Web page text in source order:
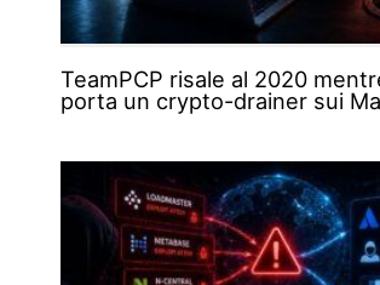
TeamPCP risale al 2020
porta un crypto-drainer sui